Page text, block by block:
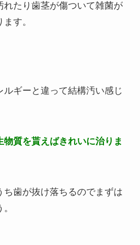
れたり歯茎が傷ついて雑菌が
す。
ルギーと違って結構汚い感じ
質を貰えばきれいに治りま
ち歯が抜け落ちるのでまずは